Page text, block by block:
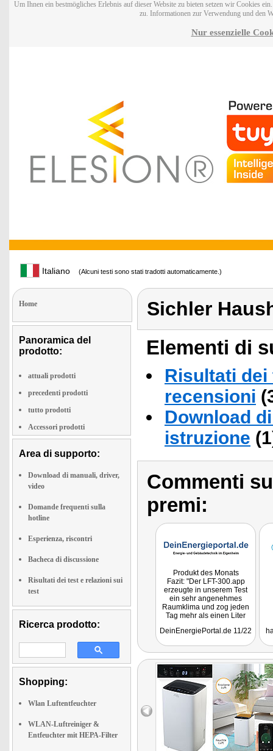
Um Ihnen ein bestmögliches Erlebnis auf dieser Website zu bieten setzen wir Cookies
zu. Informationen zur Verwendung und den
Nur essenzielle
Italiano (Alcuni testi sono stati tradotti automaticamente.)
Home
Panoramica del
prodotto:
attuali prodotti
precedenti prodotti
tutto prodotti
Accessori prodotti
Area di supporto:
Download di manuali, driver,
video
Domande frequenti sulla
hotline
Esperienza, riscontri
Bacheca di discussione
Risultati dei test e relazioni sui
test
Ricerca prodotto:
Shopping:
Wlan Luftentfeuchter
WLAN-Luftreiniger &
Entfeuchter mit HEPA-Filter
Sichler
Elementi di
Risultati
recensioni
Download
istruzione
Commenti
premi:
Produkt des Monats
Fazit: "Der LFT-300.app
erzeugte in unserem Test
ein sehr angenehmes
Raumklima und zog jeden
Tag mehr als einen Liter
unseres Badezimmers, was
deutlich verringerte. Unter
dem Strich können wir
sagen, dass es sich bei
dem Produkt um eine gute
Investition für feuchte
Räume handelt, da sie das
Raumklima deutlich
verbessert und zuverlässig
ihren Dienst versieht."
DeinEnergiePortal.de 11/22